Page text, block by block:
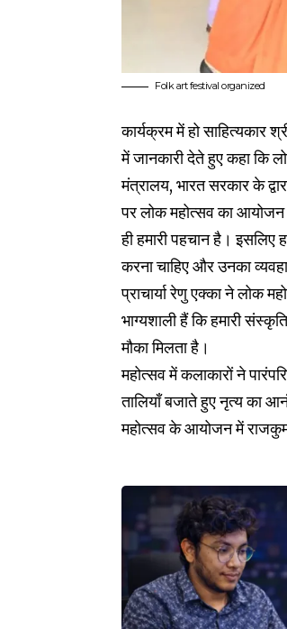
Folk art festival organized
कार्यक्रम में हो
में जानकारी देते हुए कहा कि
मंत्रालय, भारत सरकार के
पर लोक महोत्सव का आयोजन
ही हमारी पहचान है। इसलिए
करना चाहिए और उनका
प्राचार्या रेणु एक्का ने लोक
भाग्यशाली हैं कि हमारी
मौका मिलता है।
महोत्सव में कलाकारों ने
तालियाँ बजाते हुए नृत्य का
महोत्सव के आयोजन में